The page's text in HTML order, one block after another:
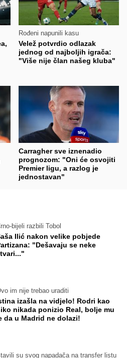
Rođeni napunili kasu
Velež potvrdio odlazak
jednog od najboljih igrača:
"Više nije član našeg kluba"
Carragher sve iznenadio
prognozom: "Oni će osvojiti
Premier ligu, a razlog je
jednostavan"
bijeli razbili Tobol
Ilić nakon velike pobjede
"Dešavaju se neke
im nije trebao uraditi
izašla na vidjelo! Rodri kao
nikada ponizio Real, bolje mu
da u Madrid ne dolazi!
su svog napadača na transfer listu